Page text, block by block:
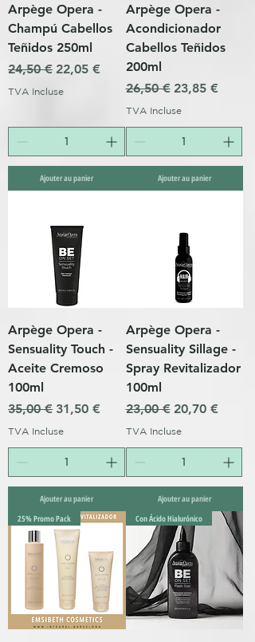
Arpège Opera -
Champú Cabellos
Teñidos 250ml
Prix original
24,50 € Prix promotionnel
22,05 €
TVA Incluse
Ajouter au panier
Arpège Opera -
Acondicionador
Cabellos Teñidos
200ml
Prix original
26,50 € Prix
23,85 €
TVA Incluse
Ajouter au panier
Arpège Opera -
Sensuality Touch -
Aceite Cremoso
100ml
Prix original
35,00 € Prix promotionnel
31,50 €
TVA Incluse
Ajouter au panier
Arpège Opera -
Sensuality Sillage -
Spray Revitalizador
100ml
Prix original
23,00 € Prix
20,70 €
TVA Incluse
Ajouter au panier
25% Promo Pack
Con Ácido Hialurónico